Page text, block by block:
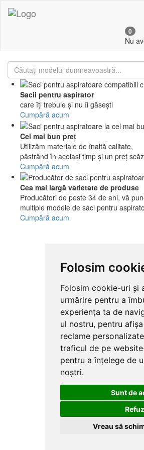
Folosim
Folosim cookie-uri și
urmărire pentru a
experiența ta de
ul nostru, pentru
reclame
traficul de pe
pentru a înțelege de
noștri.
Sunt de
Refuz
Vreau să
0
Nu
Sacii pentru aspirator
care îți trebuie și nu îi găsești
Cumpără acum
Cel mai bun preţ
Utilizăm materiale de înaltă calitate,
păstrând în același timp și un preț
Cumpără acum
Cea mai largă varietate de produse
Producători de peste 34 de ani, vă
multiple modele de saci pentru
Cumpără acum